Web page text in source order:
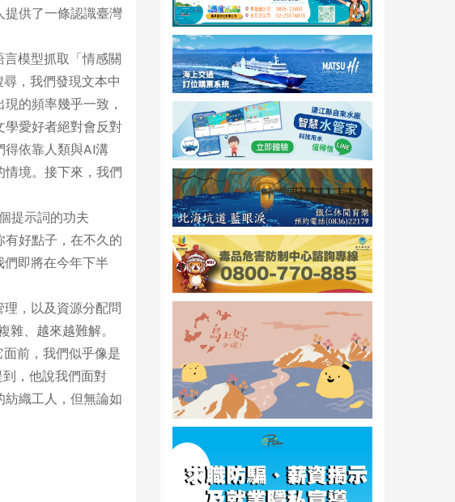
提供了一條認識臺灣
模型抓取「情感關
，我們發現文本中
的頻率幾乎一致，
學愛好者絕對會反對
得依靠人類與AI溝
境。接下來，我們
提示詞的功夫
好點子，在不久的
即將在今年下半
，以及資源分配問
、越來越難解。
前，我們似乎像是
，他說我們面對
織工人，但無論如